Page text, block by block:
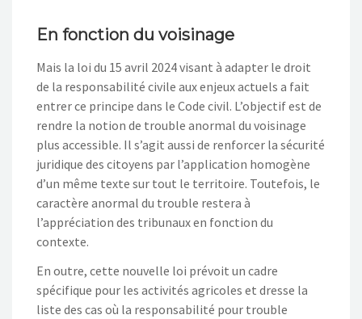
En fonction du voisinage
Mais la loi du 15 avril 2024 visant à adapter le droit
de la responsabilité civile aux enjeux actuels a fait
entrer ce principe dans le Code civil. L’objectif est de
rendre la notion de trouble anormal du voisinage
plus accessible. Il s’agit aussi de renforcer la sécurité
juridique des citoyens par l’application homogène
d’un même texte sur tout le territoire. Toutefois, le
caractère anormal du trouble restera à
l’appréciation des tribunaux en fonction du
contexte.
En outre, cette nouvelle loi prévoit un cadre
spécifique pour les activités agricoles et dresse la
liste des cas où la responsabilité pour trouble